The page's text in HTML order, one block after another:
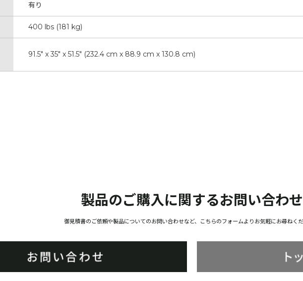
有り
400 lbs (181 kg)
91.5" x 35" x 51.5" (232.4 cm x 88.9 cm x 130.8 cm)
製品のご購入に関するお問い合わせ
御見積書のご依頼や製品についてのお問い合わせなど、こちらのフォームよりお気軽にお尋ねく